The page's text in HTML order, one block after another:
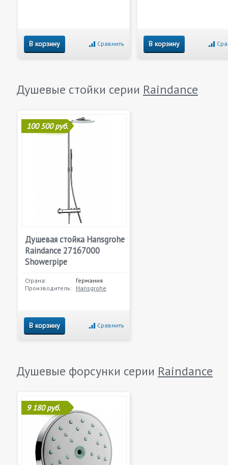
В корзину Сравнить В корзину
Душевые стойки серии Raindance
100 500 руб.
Душевая стойка Hansgrohe
Raindance 27167000
Showerpipe
Страна:
Германия
Производитель: Hansgrohe
В корзину Сравнить
Душевые форсунки серии Raindance
9 180 руб.